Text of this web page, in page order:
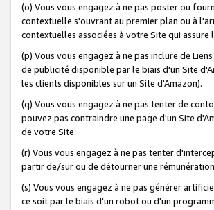
(o) Vous vous engagez à ne pas poster ou
contextuelle s'ouvrant au premier plan ou à
contextuelles associées à votre Site qui
(p) Vous vous engagez à ne pas inclure de
de publicité disponible par le biais d'un Site
les clients disponibles sur un Site d'Amazon).
(q) Vous vous engagez à ne pas tenter de
pouvez pas contraindre une page d'un Site
de votre Site.
(r) Vous vous engagez à ne pas tenter
partir de/sur ou de détourner une
(s) Vous vous engagez à ne pas générer
ce soit par le biais d'un robot ou d'un